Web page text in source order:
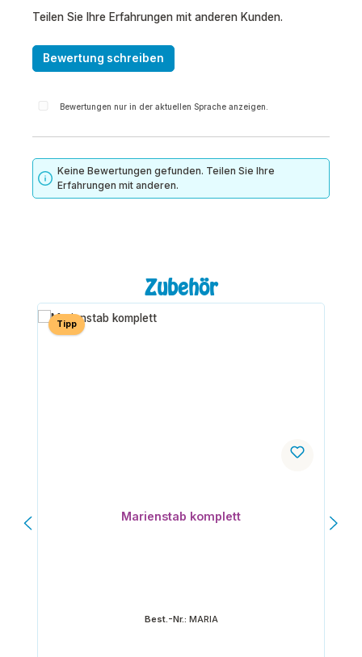
Teilen Sie Ihre Erfahrungen mit anderen Kunden.
Bewertung schreiben
Bewertungen nur in der aktuellen Sprache anzeigen.
Keine Bewertungen gefunden. Teilen Sie Ihre
Erfahrungen mit anderen.
Produktgalerie überspringenZubehör
Tipp
Marienstab komplett
Best.-Nr.: MARIA